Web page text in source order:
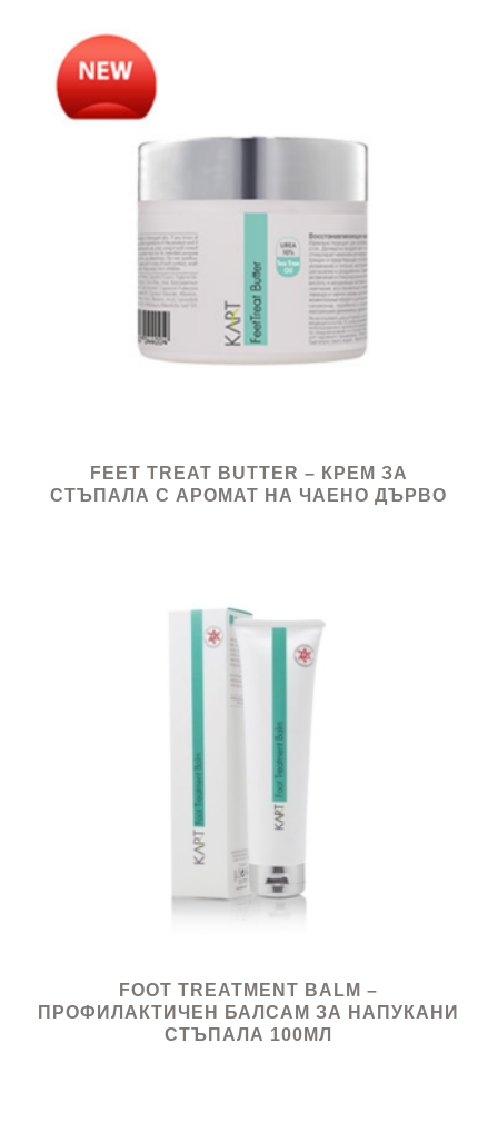
FEET TREAT BUTTER – КРЕМ ЗА
СТЪПАЛА С АРОМАТ НА ЧАЕНО ДЪРВО
FOOT TREATMENT BALM –
ПРОФИЛАКТИЧЕН БАЛСАМ ЗА НАПУКАНИ
СТЪПАЛА 100МЛ